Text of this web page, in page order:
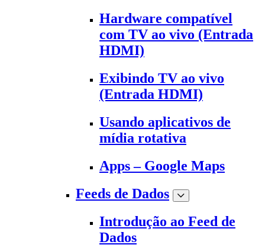
Hardware compatível
com TV ao vivo (Entrada
HDMI)
Exibindo TV ao vivo
(Entrada HDMI)
Usando aplicativos de
mídia rotativa
Apps – Google Maps
Feeds de Dados
Introdução ao Feed de
Dados